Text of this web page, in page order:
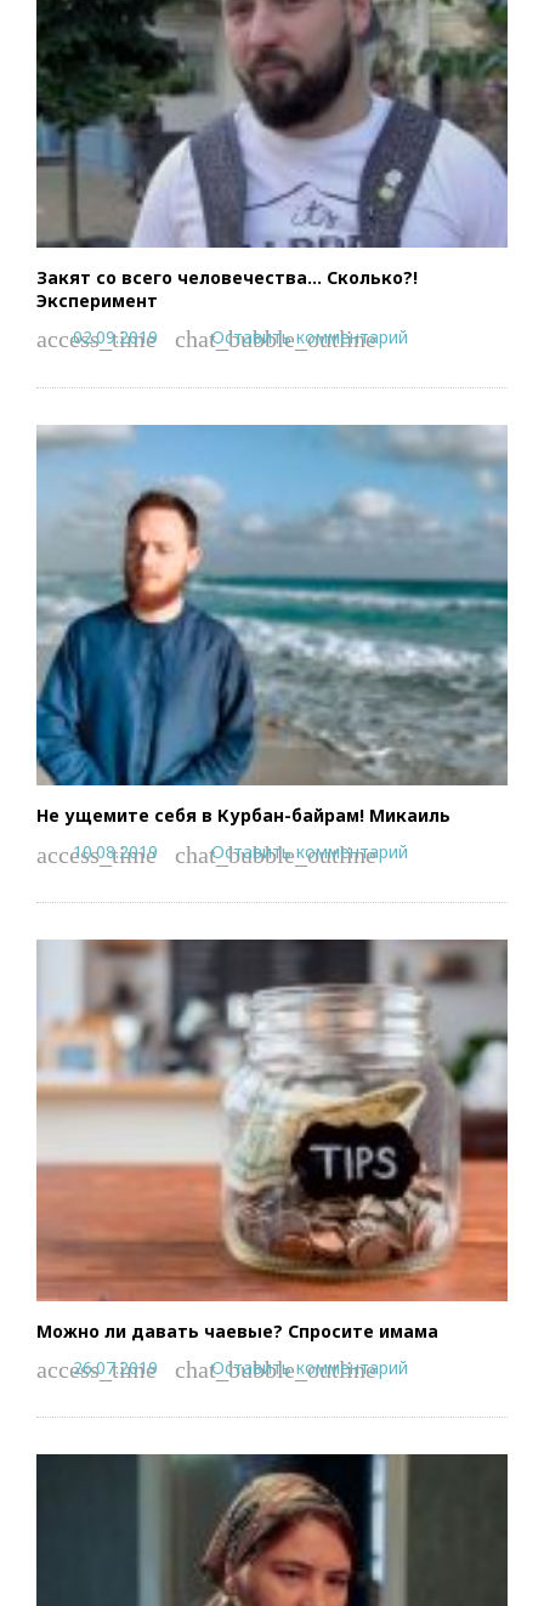
Закят со всего человечества… Сколько?!
Эксперимент
access_time
02.09.2019 chat_bubble_outline
Оставить комментарий
Не ущемите себя в Курбан-байрам! Микаиль
access_time
10.08.2019 chat_bubble_outline
Оставить комментарий
Можно ли давать чаевые? Спросите имама
access_time
26.07.2019 chat_bubble_outline
Оставить комментарий